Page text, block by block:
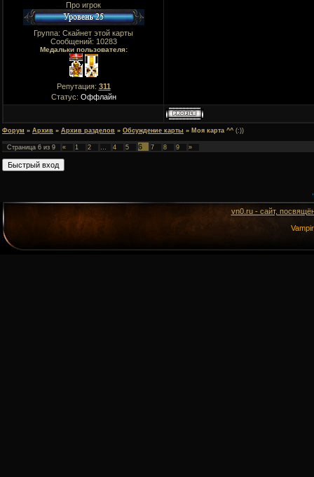
Про игрок
Группа: Скайнет этой карты
Сообщений: 10283
Медальки пользователя:
Репутация: 311
Статус: Оффлайн
Форум » Архив » Архив разделов » Обсуждение карты » Моя карта ^^ (:))
Страница 6 из 9 « 1 2 … 4 5 6 7 8 9 »
vn0.ru - сайт,